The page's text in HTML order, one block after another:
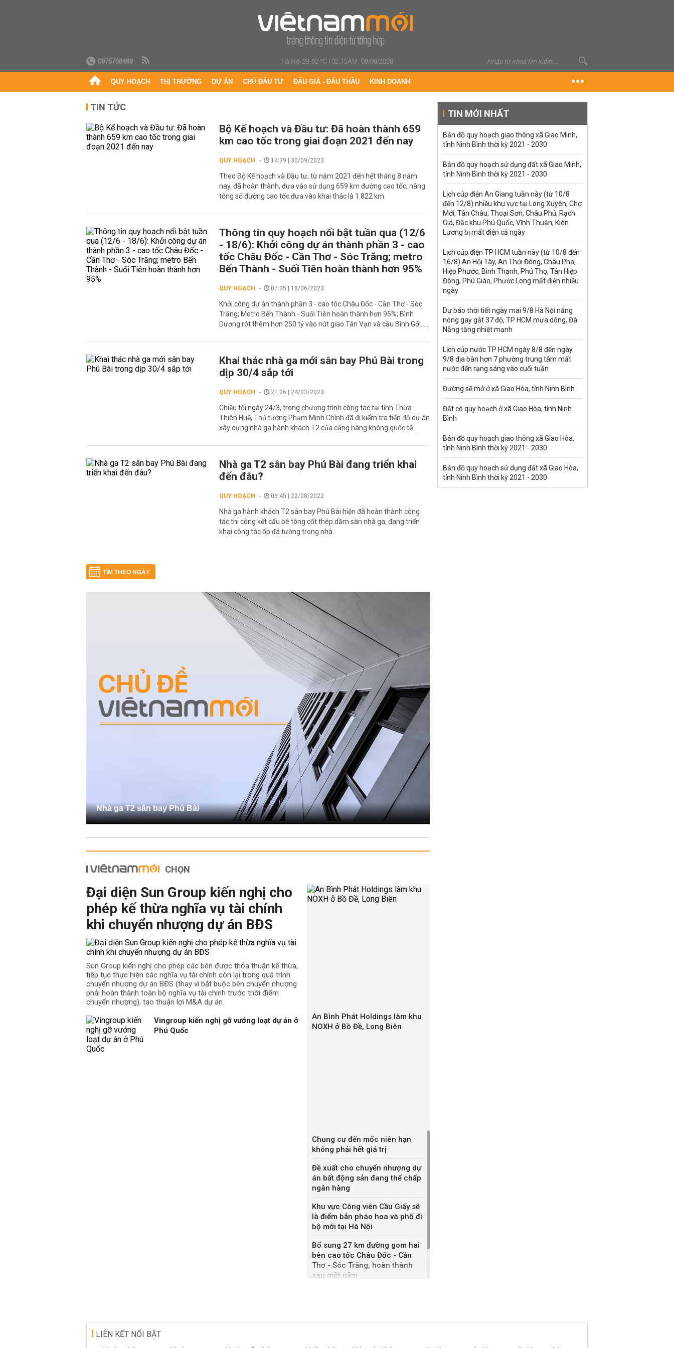
0975798489 Hà Nội 29.82 °C|02:15AM, 08/08/2026
QUY HOẠCH THỊ TRƯỜNG DỰ ÁN CHỦ ĐẦU TƯ ĐẤU GIÁ - ĐẤU THẦU KINH DOANH
TIN TỨC
Bộ Kế hoạch và Đầu tư: Đã hoàn thành 659
km cao tốc trong giai đoạn 2021 đến nay
QUY HOẠCH 14:39 | 30/09/2023
Theo Bộ Kế hoạch và Đầu tư, từ năm 2021 đến hết tháng 8 năm
nay, đã hoàn thành, đưa vào sử dụng 659 km đường cao tốc, nâng
tổng số đường cao tốc đưa vào khai thác là 1.822 km.
Thông tin quy hoạch nổi bật tuần qua (12/6
- 18/6): Khởi công dự án thành phần 3 - cao
tốc Châu Đốc - Cần Thơ - Sóc Trăng; metro
Bến Thành - Suối Tiên hoàn thành hơn 95%
QUY HOẠCH 07:35 | 18/06/2023
Khởi công dự án thành phần 3 - cao tốc Châu Đốc - Cần Thơ - Sóc
Trăng; Metro Bến Thành - Suối Tiên hoàn thành hơn 95%; Bình
Dương rót thêm hơn 250 tỷ vào nút giao Tân Vạn và cầu Bình Gởi......
Khai thác nhà ga mới sân bay Phú Bài trong
dịp 30/4 sắp tới
QUY HOẠCH 21:26 | 24/03/2023
Chiều tối ngày 24/3, trong chương trình công tác tại tỉnh Thừa
Thiên Huế, Thủ tướng Phạm Minh Chính đã đi kiểm tra tiến độ dự án
xây dựng nhà ga hành khách T2 của cảng hàng không quốc tế...
Nhà ga T2 sân bay Phú Bài đang triển khai
đến đâu?
QUY HOẠCH 06:45 | 22/08/2022
Nhà ga hành khách T2 sân bay Phú Bài hiện đã hoàn thành công
tác thi công kết cấu bê tông cốt thép dầm sàn nhà ga, đang triển
khai công tác ốp đá tường trong nhà.
TÌM THEO NGÀY
Nhà ga T2 sân bay Phú Bài
CHỌN
Đại diện Sun Group kiến nghị cho
phép kế thừa nghĩa vụ tài chính
khi chuyển nhượng dự án BĐS
Sun Group kiến nghị cho phép các bên được thỏa thuận kế thừa,
tiếp tục thực hiện các nghĩa vụ tài chính còn lại trong quá trình
chuyển nhượng dự án BĐS (thay vì bắt buộc bên chuyển nhượng
phải hoàn thành toàn bộ nghĩa vụ tài chính trước thời điểm
chuyển nhượng), tạo thuận lợi M&A dự án.
Vingroup kiến nghị gỡ vướng loạt dự án ở
Phú Quốc
An Bình Phát Holdings làm khu
NOXH ở Bồ Đề, Long Biên
Chung cư đến mốc niên hạn
không phải hết giá trị
Đề xuất cho chuyển nhượng dự
án bất động sản đang thế chấp
ngân hàng
Khu vực Công viên Cầu Giấy sẽ
là điểm bắn pháo hoa và phố đi
bộ mới tại Hà Nội
Bổ sung 27 km đường gom hai
bên cao tốc Châu Đốc - Cần
Thơ - Sóc Trăng, hoàn thành
sau một năm
TIN MỚI NHẤT
Bản đồ quy hoạch giao thông xã Giao Minh,
tỉnh Ninh Bình thời kỳ 2021 - 2030
Bản đồ quy hoạch sử dụng đất xã Giao Minh,
tỉnh Ninh Bình thời kỳ 2021 - 2030
Lịch cúp điện An Giang tuần này (từ 10/8
đến 12/8) nhiều khu vực tại Long Xuyên, Chợ
Mới, Tân Châu, Thoại Sơn, Châu Phú, Rạch
Giá, Đặc khu Phú Quốc, Vĩnh Thuận, Kiên
Lương bị mất điện cả ngày
Lịch cúp điện TP HCM tuần này (từ 10/8 đến
16/8) An Hội Tây, An Thới Đông, Châu Pha,
Hiệp Phước, Bình Thạnh, Phú Thọ, Tân Hiệp
Đông, Phú Giáo, Phước Long mất điện nhiều
ngày
Dự báo thời tiết ngày mai 9/8 Hà Nội nắng
nóng gay gắt 37 độ, TP HCM mưa dông, Đà
Nẵng tăng nhiệt mạnh
Lịch cúp nước TP HCM ngày 8/8 đến ngày
9/8 địa bàn hơn 7 phường trung tâm mất
nước đến rạng sáng vào cuối tuần
Đường sẽ mở ở xã Giao Hòa, tỉnh Ninh Bình
Đất có quy hoạch ở xã Giao Hòa, tỉnh Ninh
Bình
Bản đồ quy hoạch giao thông xã Giao Hòa,
tỉnh Ninh Bình thời kỳ 2021 - 2030
Bản đồ quy hoạch sử dụng đất xã Giao Hòa,
tỉnh Ninh Bình thời kỳ 2021 - 2030
LIÊN KẾT NỔI BẬT